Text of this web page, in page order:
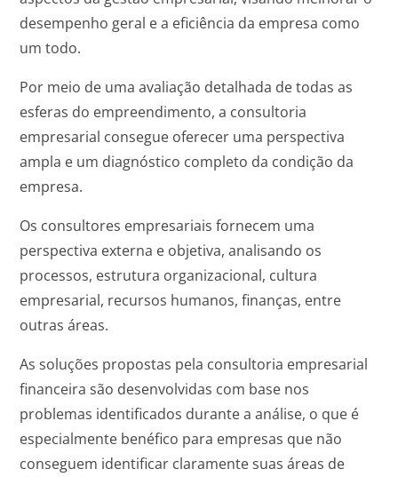
desempenho geral e a eficiência da empresa como
um todo.
Por meio de uma avaliação detalhada de todas as
esferas do empreendimento, a consultoria
empresarial consegue oferecer uma perspectiva
ampla e um diagnóstico completo da condição da
empresa.
Os consultores empresariais fornecem uma
perspectiva externa e objetiva, analisando os
processos, estrutura organizacional, cultura
empresarial, recursos humanos, finanças, entre
outras áreas.
As soluções propostas pela consultoria empresarial
financeira são desenvolvidas com base nos
problemas identificados durante a análise, o que é
especialmente benéfico para empresas que não
conseguem identificar claramente suas áreas de